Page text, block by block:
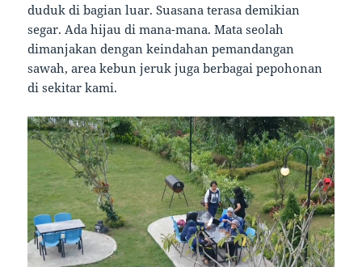
duduk di bagian luar. Suasana terasa demikian
segar. Ada hijau di mana-mana. Mata seolah
dimanjakan dengan keindahan pemandangan
sawah, area kebun jeruk juga berbagai pepohonan
di sekitar kami.